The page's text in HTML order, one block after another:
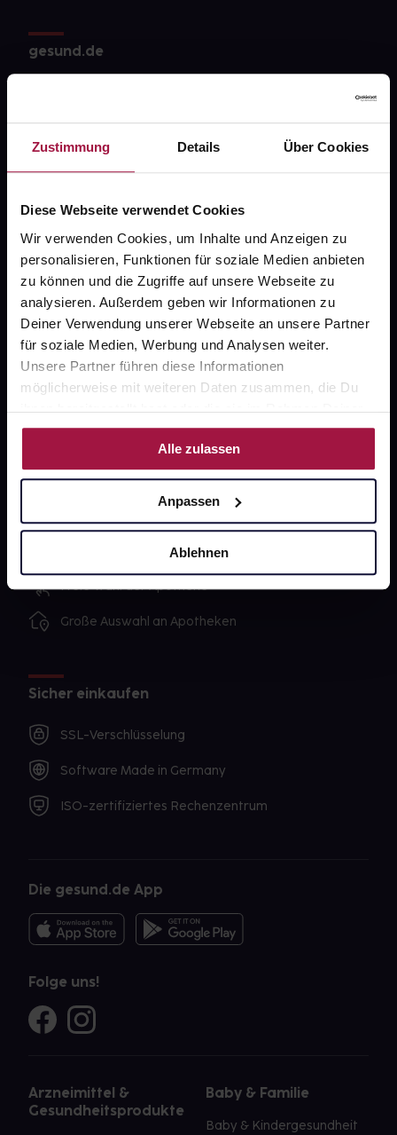
Zustimmung Details Über Cookies
Diese Webseite verwendet Cookies
Wir verwenden Cookies, um Inhalte und Anzeigen zu
personalisieren, Funktionen für soziale Medien anbieten
zu können und die Zugriffe auf unsere Webseite zu
analysieren. Außerdem geben wir Informationen zu
Deiner Verwendung unserer Webseite an unsere Partner
für soziale Medien, Werbung und Analysen weiter.
Unsere Partner führen diese Informationen
möglicherweise mit weiteren Daten zusammen, die Du
ihnen bereitgestellt hast oder die sie im Rahmen Deiner
Nutzung der Dienste gesammelt haben.
Alle zulassen
Anpassen
Ablehnen
gesund.de
Karriere
Newsletter
gesund-versorger.de
Sanitätshäuser
Datenschutz
AGB
Impressum
Ausgewählte Wunschprodukte sofort abholbereit
Lieferung für sofort verfügbare Artikel meist am
selben Tag möglich
Freie Wahl der Apotheke
Große Auswahl an Apotheken
Sicher einkaufen
SSL-Verschlüsselung
Software Made in Germany
ISO-zertifiziertes Rechenzentrum
Die gesund.de App
Folge uns!
Arzneimittel &
Gesundheitsprodukte
Baby & Familie
Baby & Kindergesundheit